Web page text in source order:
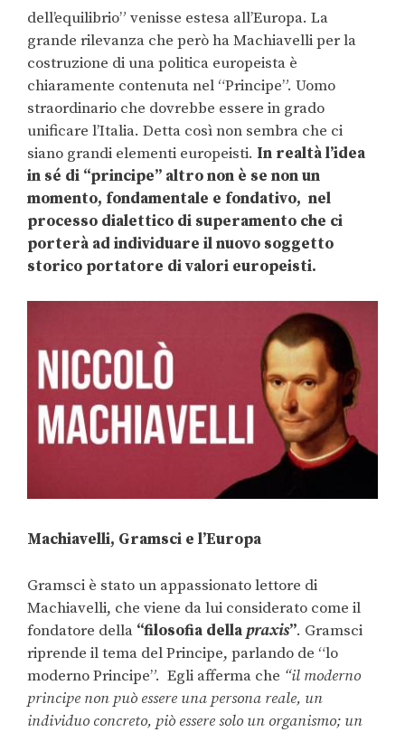
dell’equilibrio” venisse estesa all’Europa. La
grande rilevanza che però ha Machiavelli per la
costruzione di una politica europeista è
chiaramente contenuta nel “Principe”. Uomo
straordinario che dovrebbe essere in grado
unificare l’Italia. Detta così non sembra che ci
siano grandi elementi europeisti. In realtà l’idea
in sé di “principe” altro non è se non un
momento, fondamentale e fondativo, nel
processo dialettico di superamento che ci
porterà ad individuare il nuovo soggetto
storico portatore di valori europeisti.
Machiavelli, Gramsci e l’Europa
Gramsci è stato un appassionato lettore di
Machiavelli, che viene da lui considerato come il
fondatore della “filosofia dellapraxis”. Gramsci
riprende il tema del Principe, parlando de “lo
moderno Principe”. Egli afferma che “il moderno
principe non può essere una persona reale, un
individuo concreto, piò essere solo un organismo; un